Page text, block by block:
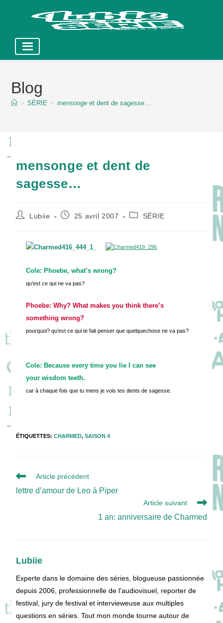
contentBlog
> SÉRIE > mensonge et dent de sagesse…
mensonge et dent de
sagesse…
Auteur/autrice
publication :
Lubiie
Publication
25 avril 2007
PostSÉRIE
Cole: Phoebe, what’s wrong?
qu’est ce qui ne va pas?
Phoebe:Why? What makes you think there’s
something wrong?
pourquoi? qu’est ce qui te fait penser que quelquechose ne va pas?
Cole: Because every time you lie I can see
your wisdom teeth.
car à chaque fois que tu mens je vois tes dents de sagesse.
ÉTIQUETTES:CHARMED, SAISON 4
Read
articles
Article précédent
lettre d’amour de Leo à Piper
Article suivant
1 an: anniversaire de Charmed
Lubiie
Experte dans le domaine des séries, blogueuse passionnée
depuis 2006, professionnelle de l'audiovisuel, reporter de
festival, jury de festival et intervieweuse aux multiples
questions en séries. Tout mon monde tourne autour de